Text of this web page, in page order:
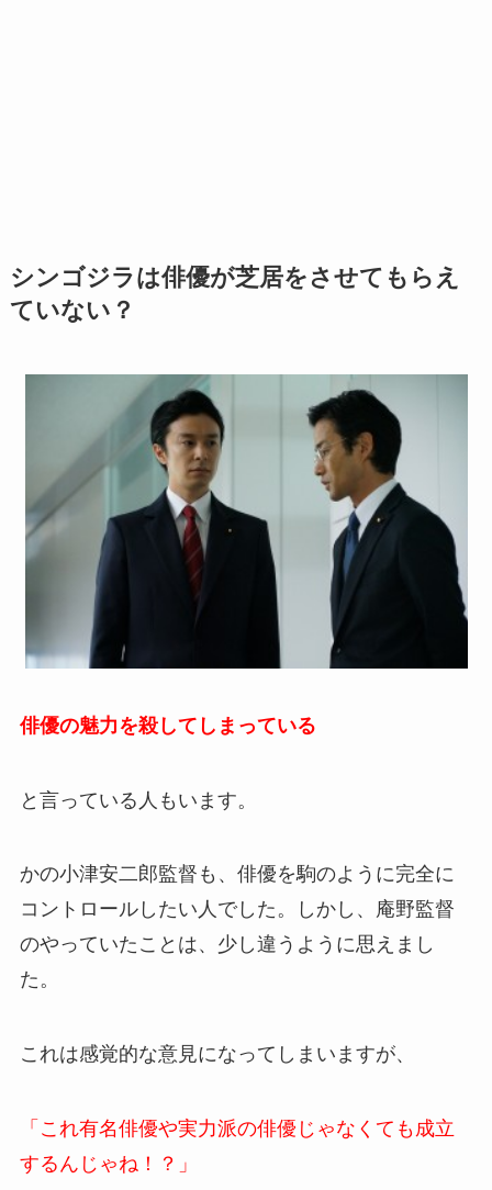
シンゴジラは俳優が芝居をさせてもらえ
ていない？
俳優の魅力を殺してしまっている
と言っている人もいます。
かの小津安二郎監督も、俳優を駒のように完全に
コントロールしたい人でした。しかし、庵野監督
のやっていたことは、少し違うように思えまし
た。
これは感覚的な意見になってしまいますが、
「これ有名俳優や実力派の俳優じゃなくても成立
するんじゃね！？」